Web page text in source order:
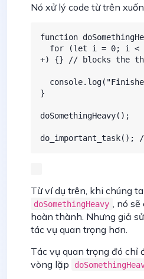
Nó xử lý code từ trên
function
+) {} // blocks the
}
doSomethingHeavy();
do_important_task();
Từ ví dụ trên, khi chúng
doSomethingHeavy
, nó
hoàn thành. Nhưng giả
tác vụ quan trọng hơn.
Tác vụ quan trọng đó chỉ
vòng lặp